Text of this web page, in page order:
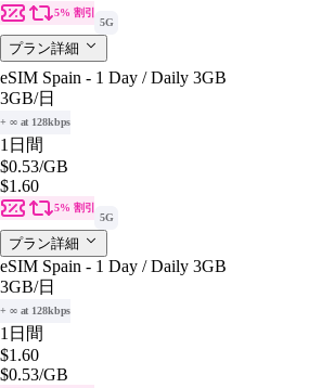
5% 割引
5G
プラン詳細
eSIM Spain - 1 Day / Daily 3GB
3GB/日
+ ∞ at 128kbps
1日間
$0.53/GB
$1.60
5% 割引
5G
プラン詳細
eSIM Spain - 1 Day / Daily 3GB
3GB/日
+ ∞ at 128kbps
1日間
$1.60
$0.53/GB